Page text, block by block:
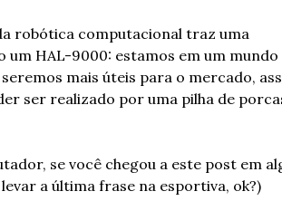
robótica computacional traz uma
um HAL-9000: estamos em um mundo
mais úteis para o mercado,
ser realizado por uma pilha de
se você chegou a este post em
a última frase na esportiva, ok?)